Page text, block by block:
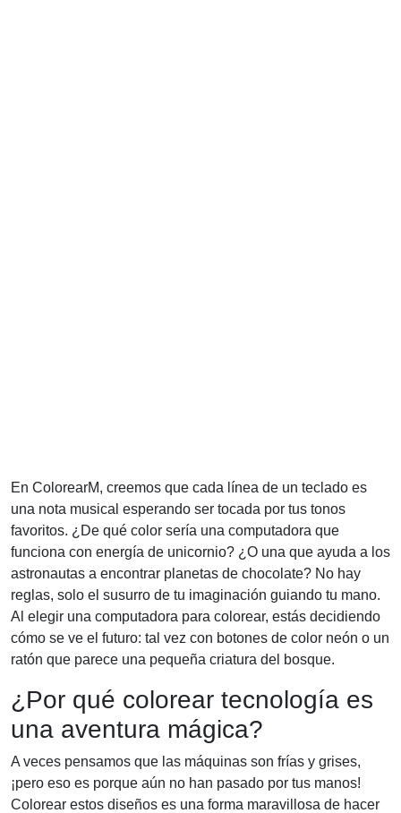
En ColorearM, creemos que cada línea de un teclado es
una nota musical esperando ser tocada por tus tonos
favoritos. ¿De qué color sería una computadora que
funciona con energía de unicornio? ¿O una que ayuda a los
astronautas a encontrar planetas de chocolate? No hay
reglas, solo el susurro de tu imaginación guiando tu mano.
Al elegir una computadora para colorear, estás decidiendo
cómo se ve el futuro: tal vez con botones de color neón o un
ratón que parece una pequeña criatura del bosque.
¿Por qué colorear tecnología es
una aventura mágica?
A veces pensamos que las máquinas son frías y grises,
¡pero eso es porque aún no han pasado por tus manos!
Colorear estos diseños es una forma maravillosa de hacer